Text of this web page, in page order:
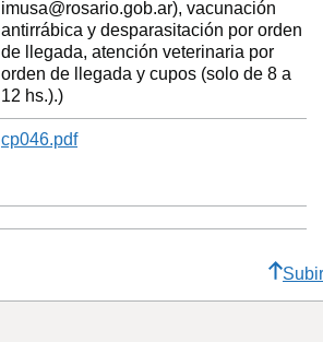
imusa@rosario.gob.ar), vacunación
antirrábica y desparasitación por orden
de llegada, atención veterinaria por
orden de llegada y cupos (solo de 8 a
12 hs.).)
cp046.pdf
Subir